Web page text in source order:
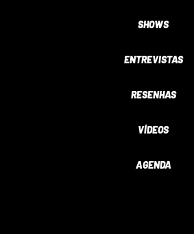
SHOWS
ENTREVISTAS
RESENHAS
VÍDEOS
AGENDA